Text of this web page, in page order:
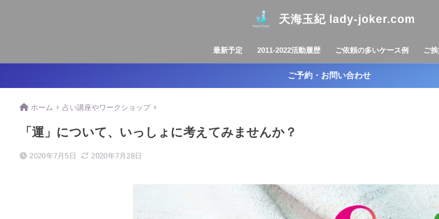
天海玉紀 lady-joker.com
最新予定 2011-2022活動履歴 ご依頼の多いケース例 ご
ご予約・お問い合わせ
ホーム 占い講座やワークショップ
「運」について、いっしょに考えてみませんか？
2020年7月5日 2020年7月28日